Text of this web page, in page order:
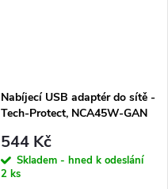
Nabíjecí USB adaptér do sítě -
Tech-Protect, NCA45W-GAN
C kabel
544 Kč
Skladem - hned k odeslání
2 ks